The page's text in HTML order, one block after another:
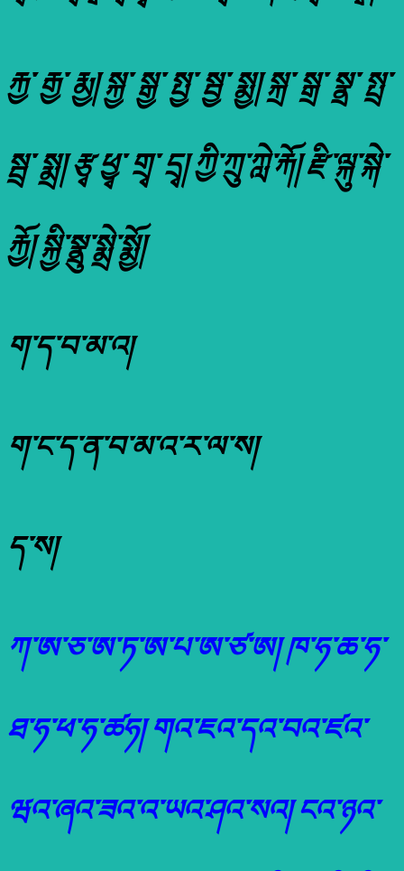
རྐྱ་ རྒྱ་ རྨྱ། སྐྱ་ སྒྱ་ སྤྱ་ སྦྱ་ སྨྱ། སྐྲ་ སྒྲ་ སྣྲ་ སྤྲ་
སྦྲ་ སྨྲ། རྩྭ ཕྱྭ་ གྲྭ་ དྲྭ། ཀྱི་ཀྲུ་ཀླེ་རྐོ། རྫི་ལྐུ་སྐེ་
རྐྱོ། སྐྱི་སྣྲུ་སྨྲེ་སྨྱོ།
ག་ད་བ་མ་འ།
ག་ང་ད་ན་བ་མ་འ་ར་ལ་ས།
ད་ས།
ཀ་ཨ་ཅ་ཨ་ཏ་ཨ་པ་ཨ་ཙ་ཨ། ཁ་ཧ་ཆ་ཧ་
ཐ་ཧ་ཕ་ཧ་ཚཧ། གའ་ཇའ་དའ་བའ་ཛའ་
ཝའ་ཞའ་ཟའ་འ་ཡའ་ཤའ་སའ། ངའ་ཉའ་